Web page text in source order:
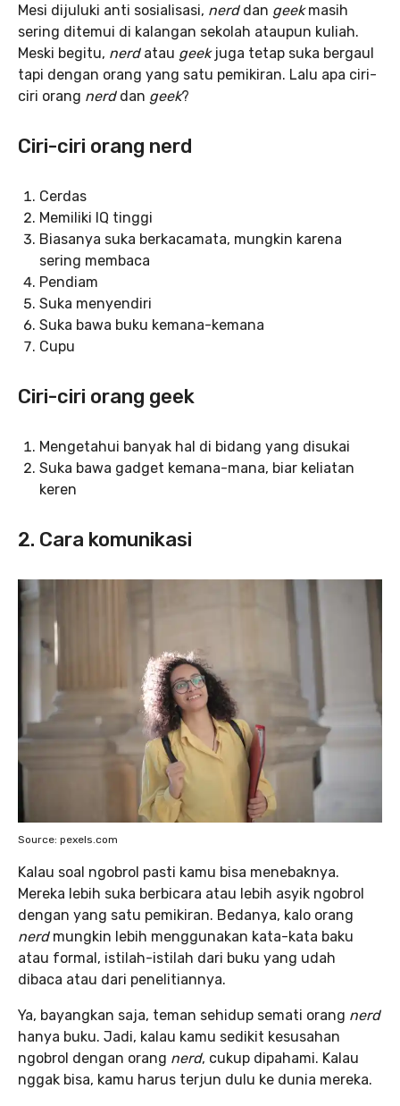
Mesi dijuluki anti sosialisasi, nerddan geekmasih
sering ditemui di kalangan sekolah ataupun kuliah.
Meski begitu, nerdatau geek juga tetap suka bergaul
tapi dengan orang yang satu pemikiran. Lalu apa ciri-
ciri orang nerddan geek?
Ciri-ciri orang nerd
Cerdas
Memiliki IQ tinggi
Biasanya suka berkacamata, mungkin karena
sering membaca
Pendiam
Suka menyendiri
Suka bawa buku kemana-kemana
Cupu
Ciri-ciri orang geek
Mengetahui banyak hal di bidang yang disukai
Suka bawa gadget kemana-mana, biar keliatan
keren
2. Cara komunikasi
Source: pexels.com
Kalau soal ngobrol pasti kamu bisa menebaknya.
Mereka lebih suka berbicara atau lebih asyik ngobrol
dengan yang satu pemikiran. Bedanya, kalo orang
nerdmungkin lebih menggunakan kata-kata baku
atau formal, istilah-istilah dari buku yang udah
dibaca atau dari penelitiannya.
Ya, bayangkan saja, teman sehidup semati orang nerd
hanya buku. Jadi, kalau kamu sedikit kesusahan
ngobrol dengan orang nerd, cukup dipahami. Kalau
nggak bisa, kamu harus terjun dulu ke dunia mereka.